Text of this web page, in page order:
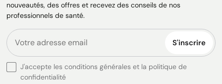
nouveautés, des offres et recevez des conseils de nos
professionnels de santé.
S'inscrire
J'accepte les conditions générales et la politique de
confidentialité